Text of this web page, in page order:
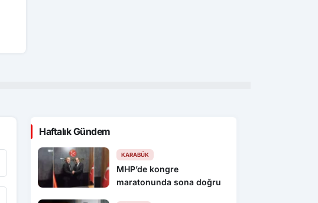
Haftalık Gündem
KARABÜK
MHP’de kongre
maratonunda sona doğru